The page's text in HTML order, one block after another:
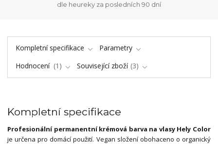
dle heureky za posledních 90 dní
Kompletní specifikace
Parametry
Hodnocení
1 Související zboží 3
Kompletní specifikace
Profesionální permanentní krémová barva na vlasy Hely Color
je určena pro domácí použití. Vegan složení obohaceno o organický